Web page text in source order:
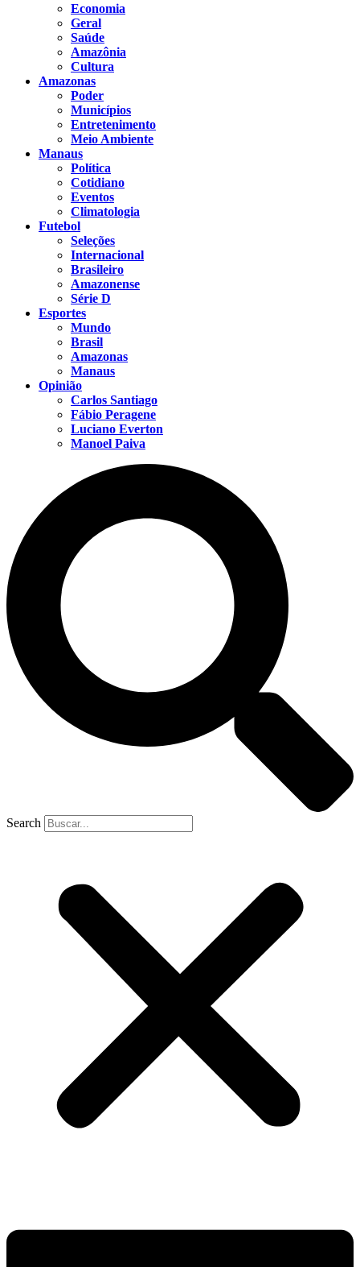
Economia
Geral
Saúde
Amazônia
Cultura
Amazonas
Poder
Municípios
Entretenimento
Meio Ambiente
Manaus
Política
Cotidiano
Eventos
Climatologia
Futebol
Seleções
Internacional
Brasileiro
Amazonense
Série D
Esportes
Mundo
Brasil
Amazonas
Manaus
Opinião
Carlos Santiago
Fábio Peragene
Luciano Everton
Manoel Paiva
Search